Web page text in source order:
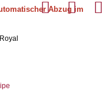
Abzug im